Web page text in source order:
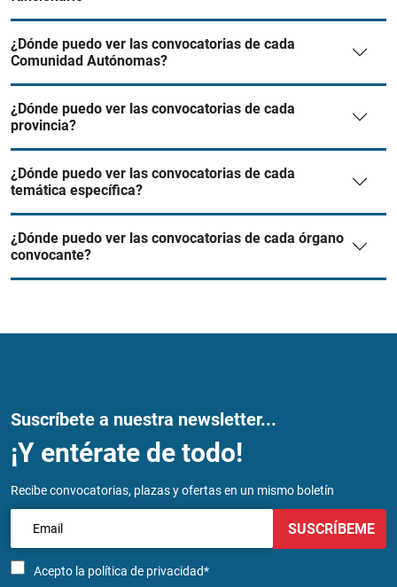
¿Dónde puedo ver las convocatorias de cada
Comunidad Autónomas?
¿Dónde puedo ver las convocatorias de cada
provincia?
¿Dónde puedo ver las convocatorias de cada
temática específica?
¿Dónde puedo ver las convocatorias de cada órgano
convocante?
Suscríbete a nuestra newsletter...
¡Y entérate de todo!
Recibe convocatorias, plazas y ofertas en un mismo boletín
Acepto la política de privacidad*
SUSCRÍBEME